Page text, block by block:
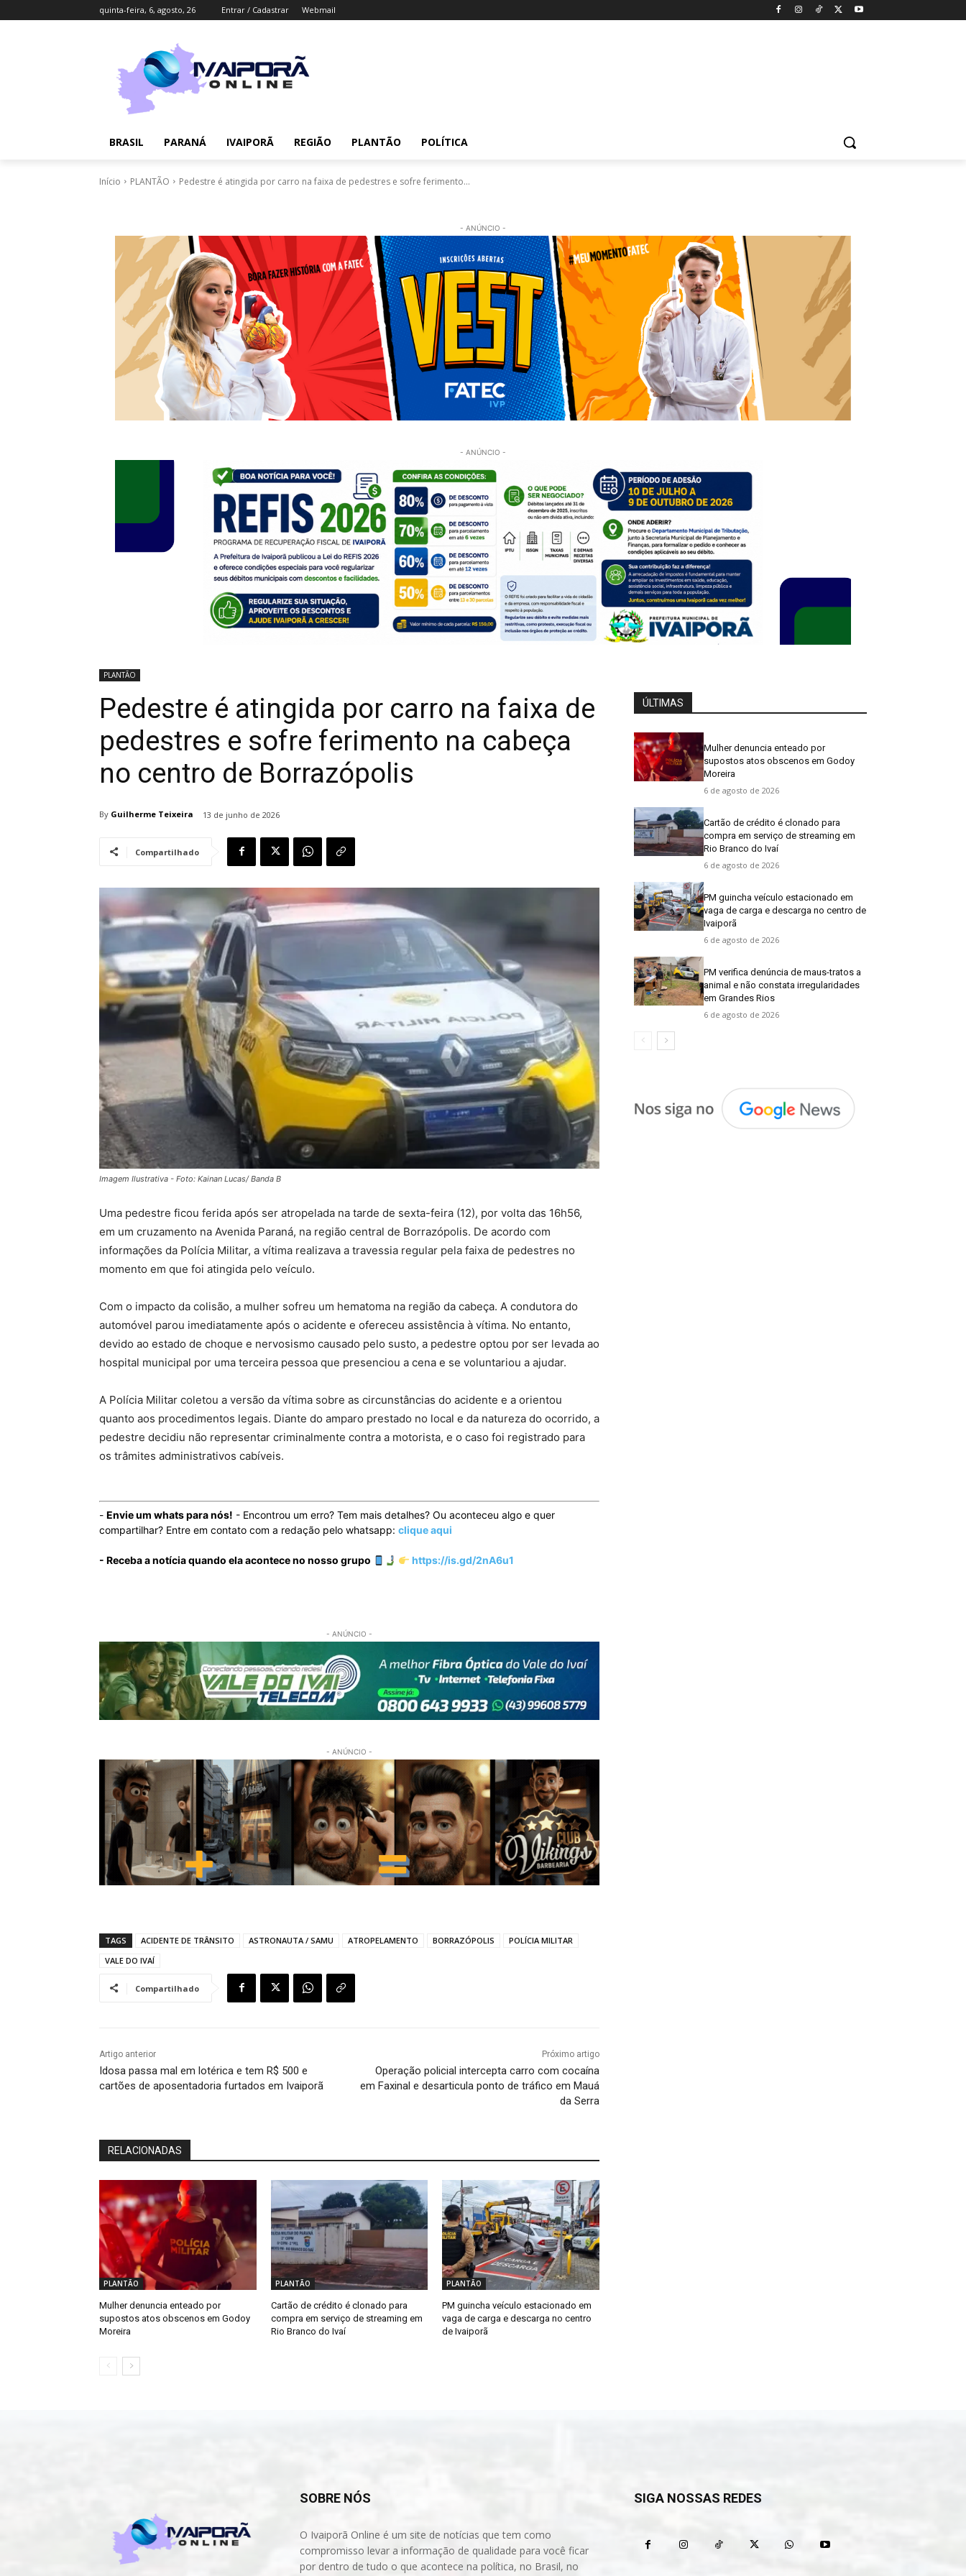
quinta-feira, 6, agosto, 26 Entrar / Cadastrar Webmail
BRASIL PARANÁ IVAIPORÃ REGIÃO PLANTÃO POLÍTICA
Início PLANTÃO Pedestre é atingida por carro na faixa de pedestres e sofre ferimento...
- ANÚNCIO -
- ANÚNCIO -
PLANTÃO
Pedestre é atingida por carro na faixa de
pedestres e sofre ferimento na cabeça
no centro de Borrazópolis
By Guilherme Teixeira 13 de junho de 2026
Compartilhado
Imagem Ilustrativa - Foto: Kainan Lucas/ Banda B
Uma pedestre ficou ferida após ser atropelada na tarde de sexta-feira (12), por volta das 16h56,
em um cruzamento na Avenida Paraná, na região central de Borrazópolis. De acordo com
informações da Polícia Militar, a vítima realizava a travessia regular pela faixa de pedestres no
momento em que foi atingida pelo veículo.
Com o impacto da colisão, a mulher sofreu um hematoma na região da cabeça. A condutora do
automóvel parou imediatamente após o acidente e ofereceu assistência à vítima. No entanto,
devido ao estado de choque e nervosismo causado pelo susto, a pedestre optou por ser levada ao
hospital municipal por uma terceira pessoa que presenciou a cena e se voluntariou a ajudar.
A Polícia Militar coletou a versão da vítima sobre as circunstâncias do acidente e a orientou
quanto aos procedimentos legais. Diante do amparo prestado no local e da natureza do ocorrido, a
pedestre decidiu não representar criminalmente contra a motorista, e o caso foi registrado para
os trâmites administrativos cabíveis.
- Envie um whats para nós! - Encontrou um erro? Tem mais detalhes? Ou aconteceu algo e quer
compartilhar? Entre em contato com a redação pelo whatsapp: clique aqui
- Receba a notícia quando ela acontece no nosso grupo https://is.gd/2nA6u1
- ANÚNCIO -
- ANÚNCIO -
TAGS ACIDENTE DE TRÂNSITO ASTRONAUTA / SAMU ATROPELAMENTO BORRAZÓPOLIS
POLÍCIA MILITAR
VALE DO IVAÍ
Compartilhado
Artigo anterior
Idosa passa mal em lotérica e tem R$ 500 e
cartões de aposentadoria furtados em Ivaiporã
Próximo artigo
Operação policial intercepta carro com cocaína
em Faxinal e desarticula ponto de tráfico em Mauá
da Serra
RELACIONADAS
PLANTÃO
Mulher denuncia enteado por
supostos atos obscenos em Godoy
Moreira
PLANTÃO
Cartão de crédito é clonado para
compra em serviço de streaming em
Rio Branco do Ivaí
PLANTÃO
PM guincha veículo estacionado em
vaga de carga e descarga no centro
de Ivaiporã
ÚLTIMAS
Mulher denuncia enteado por
supostos atos obscenos em Godoy
Moreira
6 de agosto de 2026
Cartão de crédito é clonado para
compra em serviço de streaming em
Rio Branco do Ivaí
6 de agosto de 2026
PM guincha veículo estacionado em
vaga de carga e descarga no centro de
Ivaiporã
6 de agosto de 2026
PM verifica denúncia de maus-tratos a
animal e não constata irregularidades
em Grandes Rios
6 de agosto de 2026
SOBRE NÓS
O Ivaiporã Online é um site de notícias que tem como
compromisso levar a informação de qualidade para você ficar
por dentro de tudo o que acontece na política, no Brasil, no
SIGA NOSSAS REDES